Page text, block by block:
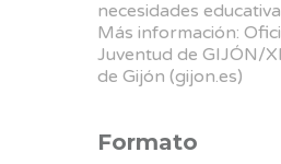
necesidades
Más información:
Juventud de GIJÓN/
de Gijón (gijon.es)
Formato